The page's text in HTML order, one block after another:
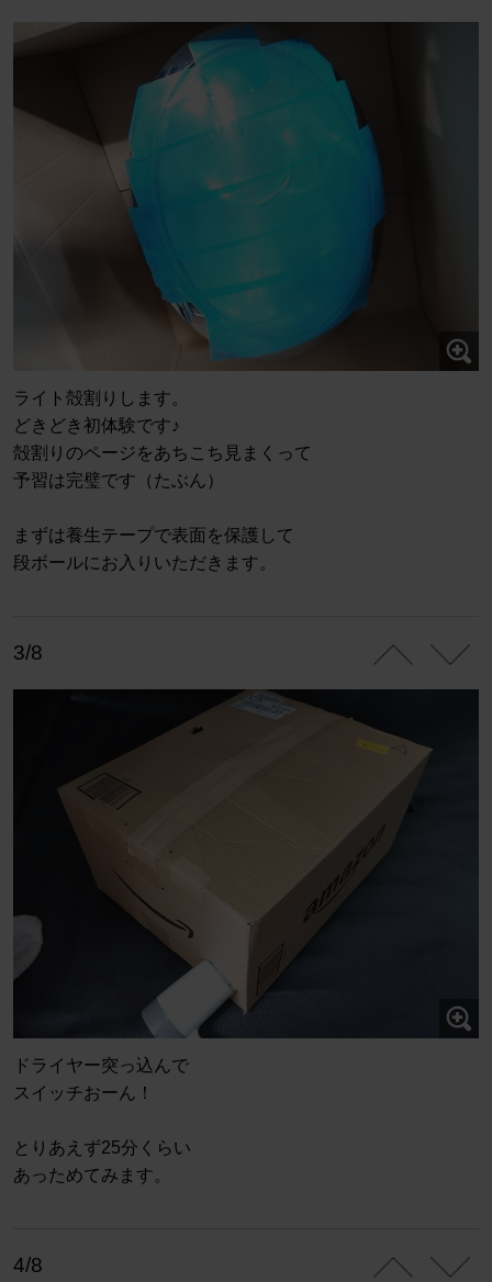
ライト殻割りします。
どきどき初体験です♪
殻割りのページをあちこち見まくって
予習は完璧です（たぶん）
まずは養生テープで表面を保護して
段ボールにお入りいただきます。
3/8
ドライヤー突っ込んで
スイッチおーん！
とりあえず25分くらい
あっためてみます。
4/8